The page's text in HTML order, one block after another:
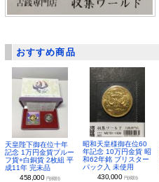
おすすめ商品
天皇陛下御在位十年
記念 1万円金貨プルー
フ貨+白銅貨 2枚組 平
成11年 完未品
458,000 円(税別)
昭和天皇様御在位60
年記念 10万円金貨 昭
和62年銘 ブリスター
パック入 未使用
430,000 円(税別)